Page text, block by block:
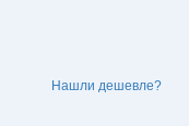
Нашли дешевле?